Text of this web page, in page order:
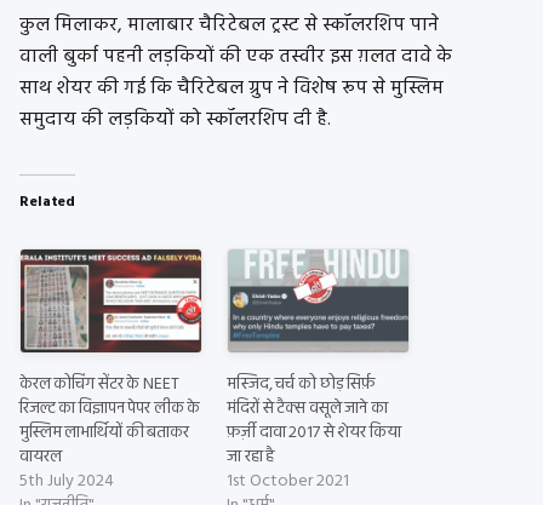
कुल मिलाकर, मालाबार चैरिटेबल ट्रस्ट से स्कॉलरशिप पाने
वाली बुर्का पहनी लड़कियों की एक तस्वीर इस ग़लत दावे के
साथ शेयर की गई कि चैरिटेबल ग्रुप ने विशेष रूप से मुस्लिम
समुदाय की लड़कियों को स्कॉलरशिप दी है.
Related
केरल कोचिंग सेंटर के NEET
रिजल्ट का विज्ञापन पेपर लीक के
मुस्लिम लाभार्थियों की बताकर
वायरल
5th July 2024
मस्जिद, चर्च को छोड़ सिर्फ़
मंदिरों से टैक्स वसूले जाने का
फ़र्ज़ी दावा 2017 से शेयर किया
जा रहा है
1st October 2021